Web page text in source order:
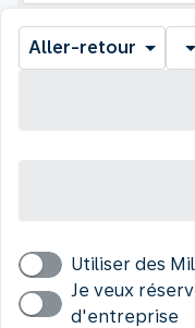
Aller-retour
Utiliser des
Je veux
d'entreprise